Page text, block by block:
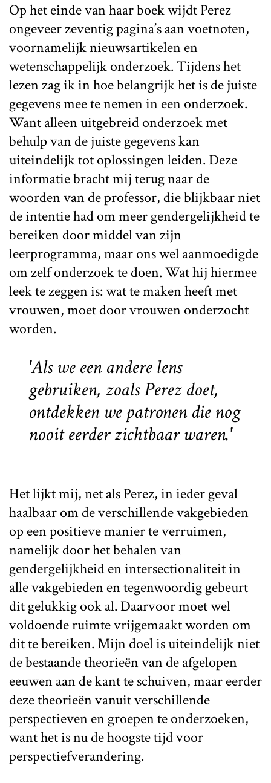
Op het einde van haar boek wijdt Perez
ongeveer zeventig pagina’s aan voetnoten,
voornamelijk nieuwsartikelen en
wetenschappelijk onderzoek. Tijdens het
lezen zag ik in hoe belangrijk het is de juiste
gegevens mee te nemen in een onderzoek.
Want alleen uitgebreid onderzoek met
behulp van de juiste gegevens kan
uiteindelijk tot oplossingen leiden. Deze
informatie bracht mij terug naar de
woorden van de professor, die blijkbaar niet
de intentie had om meer gendergelijkheid te
bereiken door middel van zijn
leerprogramma, maar ons wel aanmoedigde
om zelf onderzoek te doen. Wat hij hiermee
leek te zeggen is: wat te maken heeft met
vrouwen, moet door vrouwen onderzocht
worden.
'Als we een andere lens
gebruiken, zoals Perez doet,
ontdekken we patronen die nog
nooit eerder zichtbaar waren.'
Het lijkt mij, net als Perez, in ieder geval
haalbaar om de verschillende vakgebieden
op een positieve manier te verruimen,
namelijk door het behalen van
gendergelijkheid en intersectionaliteit in
alle vakgebieden en tegenwoordig gebeurt
dit gelukkig ook al. Daarvoor moet wel
voldoende ruimte vrijgemaakt worden om
dit te bereiken. Mijn doel is uiteindelijk niet
de bestaande theorieën van de afgelopen
eeuwen aan de kant te schuiven, maar eerder
deze theorieën vanuit verschillende
perspectieven en groepen te onderzoeken,
want het is nu de hoogste tijd voor
perspectiefverandering.